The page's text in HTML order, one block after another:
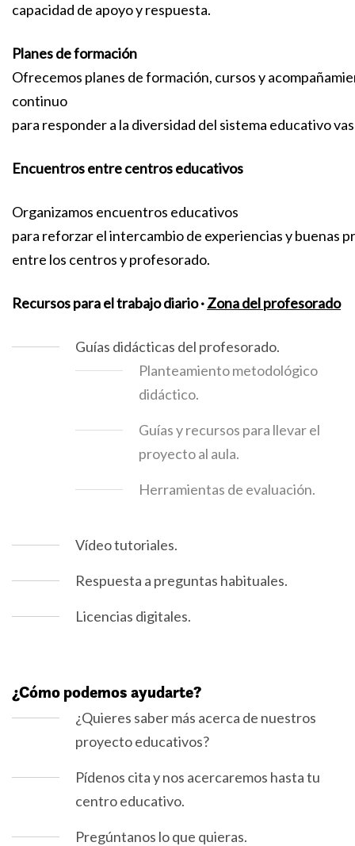
capacidad de apoyo y respuesta.
Planes de formación
Ofrecemos planes de formación, cursos y
continuo
para responder a la diversidad del sistema educativo
Encuentros entre centros educativos
Organizamos encuentros educativos
para reforzar el intercambio de experiencias y buenas
entre los centros y profesorado.
Recursos para el trabajo diario ·Zona del profesorado
Guías didácticas del profesorado.
Planteamiento metodológico
didáctico.
Guías y recursos para llevar el
proyecto al aula.
Herramientas de evaluación.
Vídeo tutoriales.
Respuesta a preguntas habituales.
Licencias digitales.
¿Cómo podemos ayudarte?
¿Quieres saber más acerca de nuestros
proyecto educativos?
Pídenos cita y nos acercaremos hasta tu
centro educativo.
Pregúntanos lo que quieras.